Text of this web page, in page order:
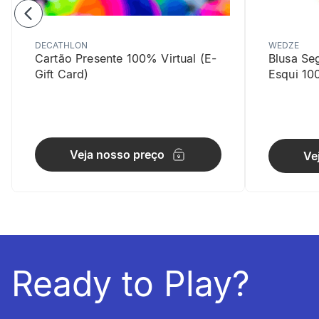
Ajustável
A corda
DECATHLON
Cartão Presente 100% Virtual (E-
Gift Card)
Veja nosso preço
WEDZE
Blusa
Esqui
Ready to Play?